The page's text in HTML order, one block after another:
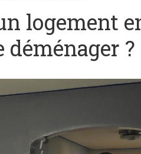
logement
déménager ?